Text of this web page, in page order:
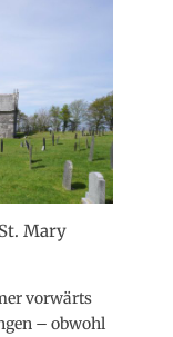
Mary
vorwärts
– obwohl